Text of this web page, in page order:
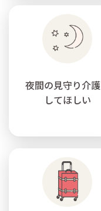
夜間の見守り介
してほしい